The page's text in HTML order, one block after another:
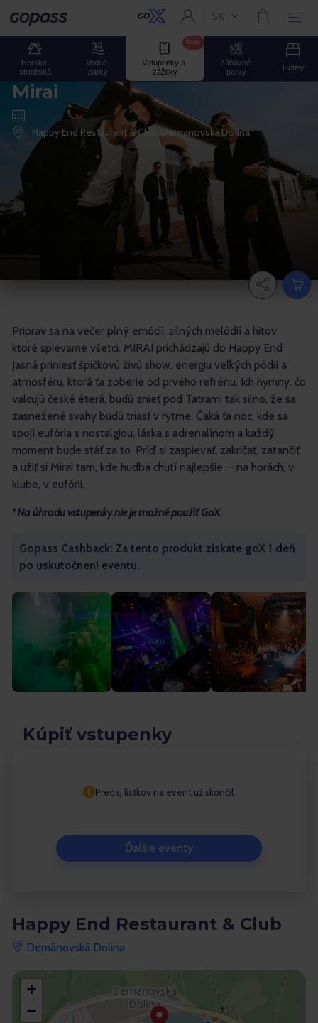
Gopass Aktuální jazyk:
SK
Horské
strediská
Vodné
parky
Vstupenky a
zážitky
NEW
Zábavné
parky
Hotely
Mirai
Happy End Restaurant & Club, Demänovská Dolina
Priprav sa na večer plný emócií, silných melódií a hitov,
ktoré spievame všetci. MIRAI prichádzajú do Happy End
Jasná priniesť špičkovú živú show, energiu veľkých pódií a
atmosféru, ktorá ťa zoberie od prvého refrénu. Ich hymny, čo
valcujú české éterá, budú znieť pod Tatrami tak silno, že sa
zasnežené svahy budú triasť v rytme. Čaká ťa noc, kde sa
spojí eufória s nostalgiou, láska s adrenalínom a každý
moment bude stáť za to. Príď si zaspievať, zakričať, zatančiť
a užiť si Mirai tam, kde hudba chutí najlepšie — na horách, v
klube, v eufórii.
*Na úhradu vstupenky nie je možné použiť GoX.
Gopass Cashback: Za tento produkt získate goX 1 deň
po uskutočnení eventu.
Kúpiť vstupenky
Predaj lístkov na event už skončil.
Ďalšie eventy
Happy End Restaurant & Club
Demänovská Dolina
+
−